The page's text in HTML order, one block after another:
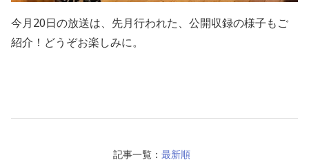
今月20日の放送は、先月行われた、公開収録の様子もご
紹介！どうぞお楽しみに。
記事一覧： 最新順